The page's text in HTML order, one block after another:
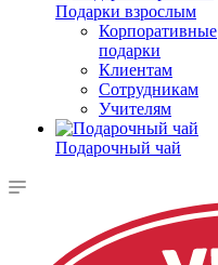
Подарки взрослым
Корпоративные
подарки
Клиентам
Сотрудникам
Учителям
Подарочный чай